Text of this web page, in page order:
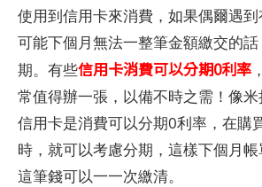
使用到信用卡來消費，如果偶爾遇到
可能下個月無法一整筆金額繳交的
期。有些信用卡消費可以分期0利率
常值得辦一張，以備不時之需！像
信用卡是消費可以分期0利率，在購
時，就可以考慮分期，這樣下個月
這筆錢可以一一次繳清。